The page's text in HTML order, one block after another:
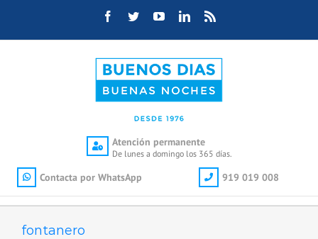
Facebook
TwitterYouTubeLinkedIn
Atención permanente
De lunes a domingo los 365 días.
Contacta por WhatsApp 919 019 008
fontanero